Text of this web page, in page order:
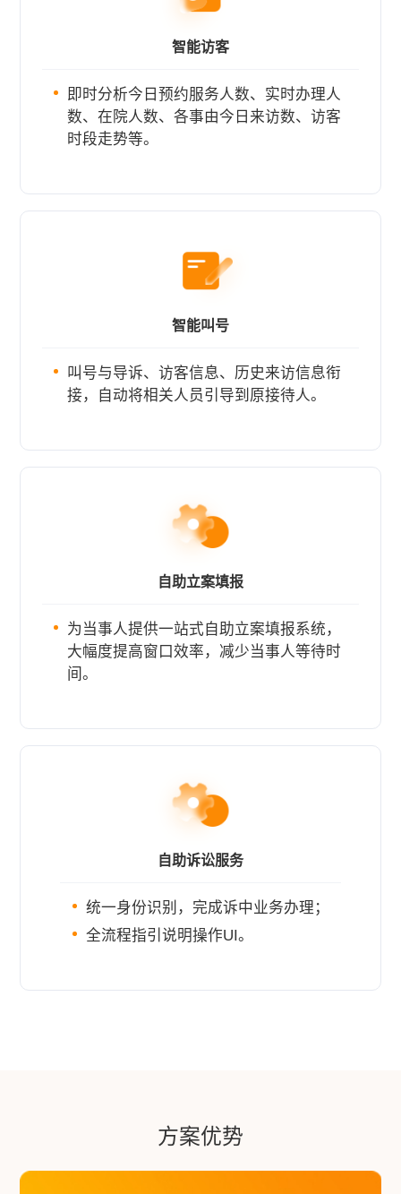
智能访客
即时分析今日预约服务人数、实时办理人
数、在院人数、各事由今日来访数、访客
时段走势等。
智能叫号
叫号与导诉、访客信息、历史来访信息衔
接，自动将相关人员引导到原接待人。
自助立案填报
为当事人提供一站式自助立案填报系统，
大幅度提高窗口效率，减少当事人等待时
间。
自助诉讼服务
统一身份识别，完成诉中业务办理；
全流程指引说明操作UI。
方案优势